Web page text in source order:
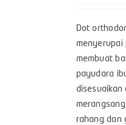
Dot
menyerupai
membuat
payudara
rahang dan